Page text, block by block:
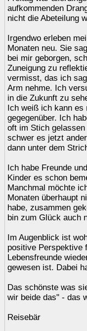
aufkommenden
nicht die Abeteilung
Irgendwo erleben
Monaten neu. Sie
bei mir geborgen,
Zuneigung zu
vermisst, das ich
Arm nehme. Ich
in die Zukunft zu
Ich weiß ich kann es
gegegenüber. Ich
oft im Stich
schwer es jetzt
dann unter dem
Ich habe Freunde
Kinder es schon
Manchmal möchte
Monaten überhaupt
habe, zusammen
bin zum Glück auch
Im Augenblick ist
positive Perspektive
Lebensfreunde
gewesen ist. Dabei
Das schönste was
wir beide das" - das
Reisebär